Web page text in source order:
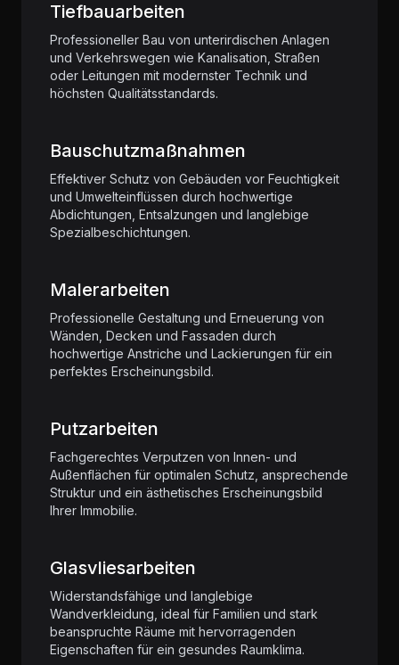
Tiefbauarbeiten
Professioneller Bau von unterirdischen Anlagen
und Verkehrswegen wie Kanalisation, Straßen
oder Leitungen mit modernster Technik und
höchsten Qualitätsstandards.
Bauschutzmaßnahmen
Effektiver Schutz von Gebäuden vor Feuchtigkeit
und Umwelteinflüssen durch hochwertige
Abdichtungen, Entsalzungen und langlebige
Spezialbeschichtungen.
Malerarbeiten
Professionelle Gestaltung und Erneuerung von
Wänden, Decken und Fassaden durch
hochwertige Anstriche und Lackierungen für ein
perfektes Erscheinungsbild.
Putzarbeiten
Fachgerechtes Verputzen von Innen- und
Außenflächen für optimalen Schutz, ansprechende
Struktur und ein ästhetisches Erscheinungsbild
Ihrer Immobilie.
Glasvliesarbeiten
Widerstandsfähige und langlebige
Wandverkleidung, ideal für Familien und stark
beanspruchte Räume mit hervorragenden
Eigenschaften für ein gesundes Raumklima.